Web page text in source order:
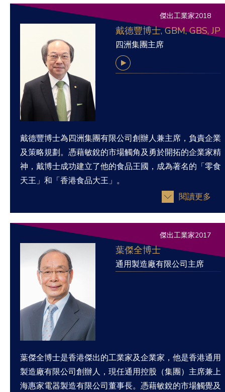
傑出工業家2018
戴德豐博士, GBM, GBS, JP
四洲集團主席
戴德豐博士為四洲集團有限公司創辦人兼主席，負責企業
及策略規劃。憑藉敏銳的市場觸角及勇於開拓的企業家精
神，戴博士成功建立了他的食品王國，成為著名的「零食
天王」和「香港食品大王」。
閱讀更多
傑出工業家2017
葉傑全博士
通用製造廠有限公司主席
葉傑全博士是香港傑出的工業家及企業家，他是香港通用
製造廠有限公司創辦人，現任通用控股（集團）主席兼上
海惠家電器製造有限公司董事長。憑藉敏銳的市場觸覺及